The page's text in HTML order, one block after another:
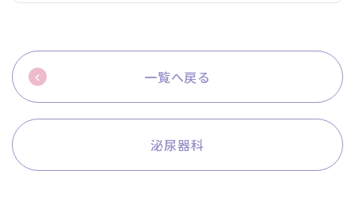
一覧へ戻る
泌尿器科